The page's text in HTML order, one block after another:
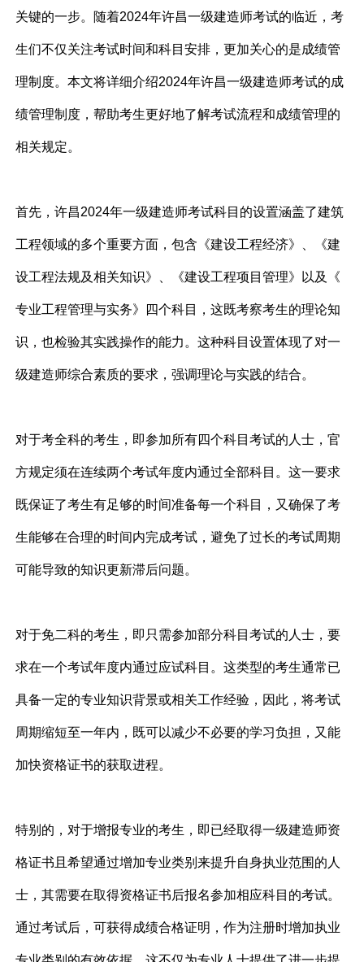
关键的一步。随着2024年许昌一级建造师考试的临近，考
生们不仅关注考试时间和科目安排，更加关心的是成绩管
理制度。本文将详细介绍2024年许昌一级建造师考试的成
绩管理制度，帮助考生更好地了解考试流程和成绩管理的
相关规定。
首先，许昌2024年一级建造师考试科目的设置涵盖了建筑
工程领域的多个重要方面，包含《建设工程经济》、《建
设工程法规及相关知识》、《建设工程项目管理》以及《
专业工程管理与实务》四个科目，这既考察考生的理论知
识，也检验其实践操作的能力。这种科目设置体现了对一
级建造师综合素质的要求，强调理论与实践的结合。
对于考全科的考生，即参加所有四个科目考试的人士，官
方规定须在连续两个考试年度内通过全部科目。这一要求
既保证了考生有足够的时间准备每一个科目，又确保了考
生能够在合理的时间内完成考试，避免了过长的考试周期
可能导致的知识更新滞后问题。
对于免二科的考生，即只需参加部分科目考试的人士，要
求在一个考试年度内通过应试科目。这类型的考生通常已
具备一定的专业知识背景或相关工作经验，因此，将考试
周期缩短至一年内，既可以减少不必要的学习负担，又能
加快资格证书的获取进程。
特别的，对于增报专业的考生，即已经取得一级建造师资
格证书且希望通过增加专业类别来提升自身执业范围的人
士，其需要在取得资格证书后报名参加相应科目的考试。
通过考试后，可获得成绩合格证明，作为注册时增加执业